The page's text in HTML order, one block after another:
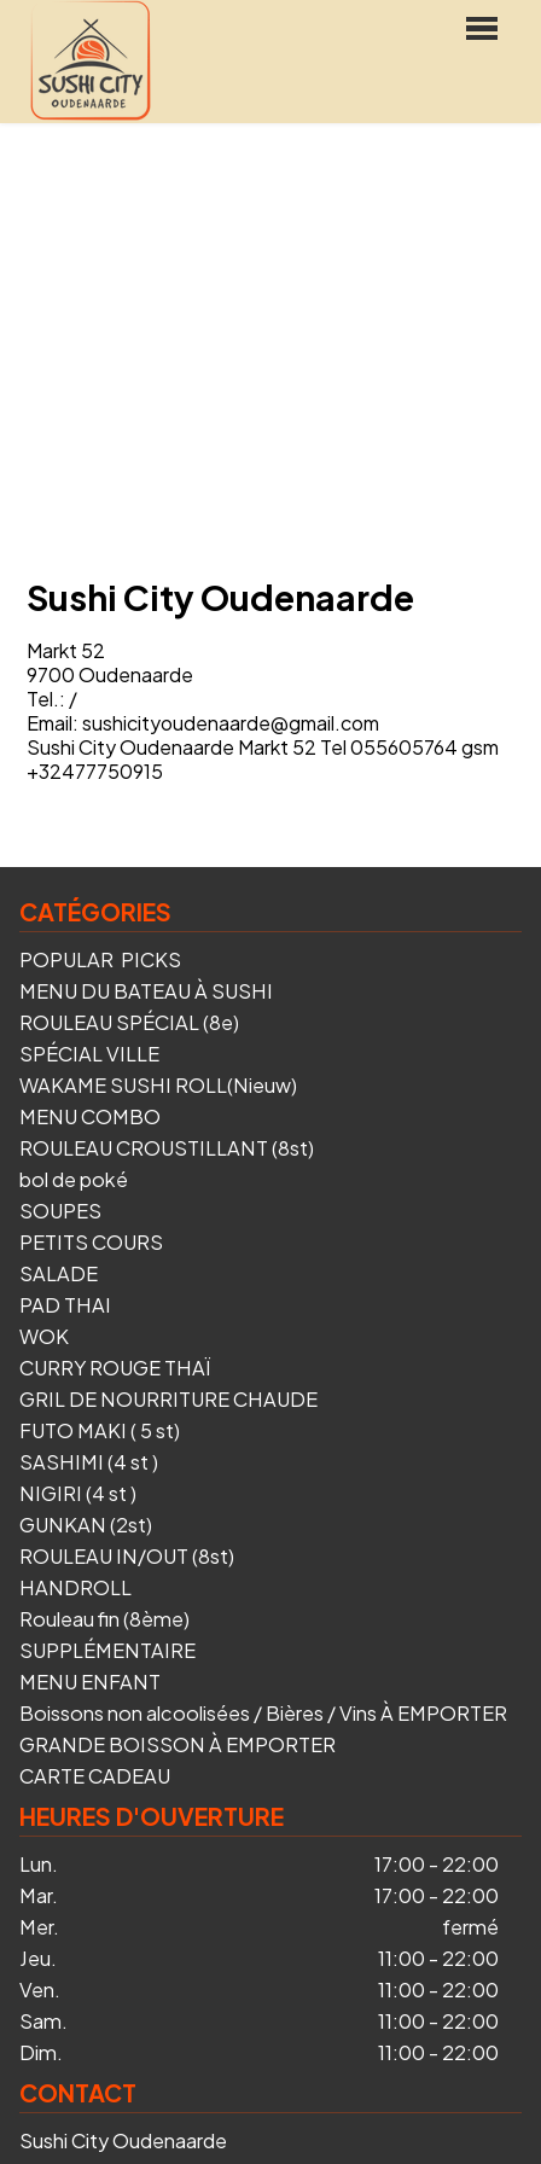
Sushi City Oudenaarde
Markt 52
9700 Oudenaarde
Tel.: /
Email: sushicityoudenaarde@gmail.com
Sushi City Oudenaarde Markt 52 Tel 055605764 gsm
+32477750915
CATÉGORIES
POPULAR PICKS
MENU DU BATEAU À SUSHI
ROULEAU SPÉCIAL (8e)
SPÉCIAL VILLE
WAKAME SUSHI ROLL(Nieuw)
MENU COMBO
ROULEAU CROUSTILLANT (8st)
bol de poké
SOUPES
PETITS COURS
SALADE
PAD THAI
WOK
CURRY ROUGE THAÏ
GRIL DE NOURRITURE CHAUDE
FUTO MAKI ( 5 st)
SASHIMI (4 st )
NIGIRI (4 st )
GUNKAN (2st)
ROULEAU IN/OUT (8st)
HANDROLL
Rouleau fin (8ème)
SUPPLÉMENTAIRE
MENU ENFANT
Boissons non alcoolisées / Bières / Vins À EMPORTER
GRANDE BOISSON À EMPORTER
CARTE CADEAU
HEURES D'OUVERTURE
Lun.
17:00 - 22:00
Mar.
17:00 - 22:00
Mer.
fermé
Jeu.
11:00 - 22:00
Ven.
11:00 - 22:00
Sam.
11:00 - 22:00
Dim.
11:00 - 22:00
CONTACT
Sushi City Oudenaarde